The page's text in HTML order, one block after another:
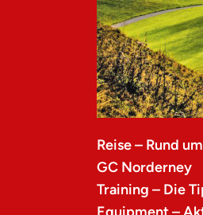
Reise – Rund
GC Norderney
Training – Die